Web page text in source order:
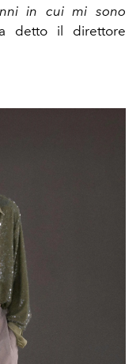
in cui mi sono
detto il direttore